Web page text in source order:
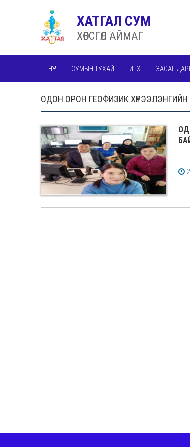
ХАТГАЛ СУМ
ХӨВСГӨЛ АЙМАГ
НҮҮР СУМЫН ТУХАЙ ИТХ ЗАСАГ
ОДОН ОРОН ГЕОФИЗИК ХҮРЭЭЛЭНГИЙН
...